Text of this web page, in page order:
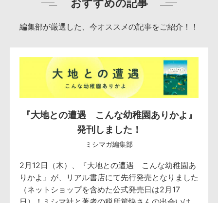
おすすめの記事
編集部が厳選した、今オススメの記事をご紹介！！
『大地との遭遇 こんな幼稚園ありかよ』
発刊しました！
ミシマガ編集部
2月12日（木）、『大地との遭遇 こんな幼稚園あ
りかよ』が、リアル書店にて先行発売となりました
（ネットショップを含めた公式発売日は2月17